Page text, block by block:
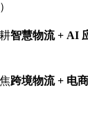
智慧物流 + AI
跨境物流 + 电